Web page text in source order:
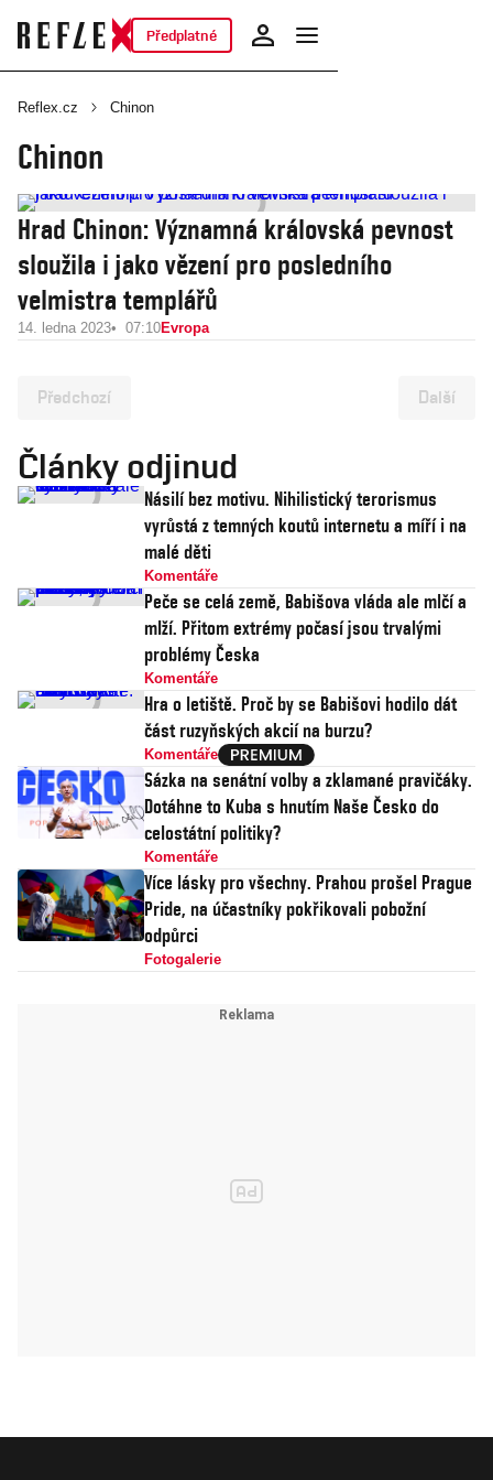
Předplatné
Reflex.cz Chinon
Chinon
Hrad Chinon: Významná královská pevnost
sloužila i jako vězení pro posledního
velmistra templářů
14. ledna 2023 07:10Evropa
Předchozí Další
Články odjinud
Násilí bez motivu. Nihilistický terorismus
vyrůstá z temných koutů internetu a míří i na
malé děti
Komentáře
Peče se celá země, Babišova vláda ale mlčí a
mlží. Přitom extrémy počasí jsou trvalými
problémy Česka
Komentáře
Hra o letiště. Proč by se Babišovi hodilo dát
část ruzyňských akcií na burzu?
Komentáře
Sázka na senátní volby a zklamané pravičáky.
Dotáhne to Kuba s hnutím Naše Česko do
celostátní politiky?
Komentáře
Více lásky pro všechny. Prahou prošel Prague
Pride, na účastníky pokřikovali pobožní
odpůrci
Fotogalerie